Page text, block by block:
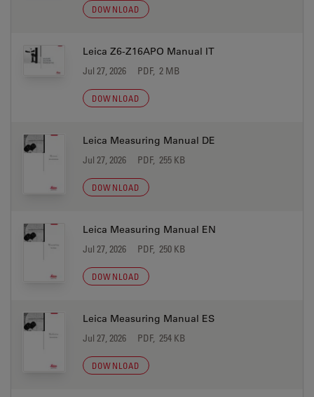
DOWNLOAD
Leica Z6-Z16APO Manual IT
Jul 27, 2026 PDF, 2 MB
DOWNLOAD
Leica Measuring Manual DE
Jul 27, 2026 PDF, 255 KB
DOWNLOAD
Leica Measuring Manual EN
Jul 27, 2026 PDF, 250 KB
DOWNLOAD
Leica Measuring Manual ES
Jul 27, 2026 PDF, 254 KB
DOWNLOAD